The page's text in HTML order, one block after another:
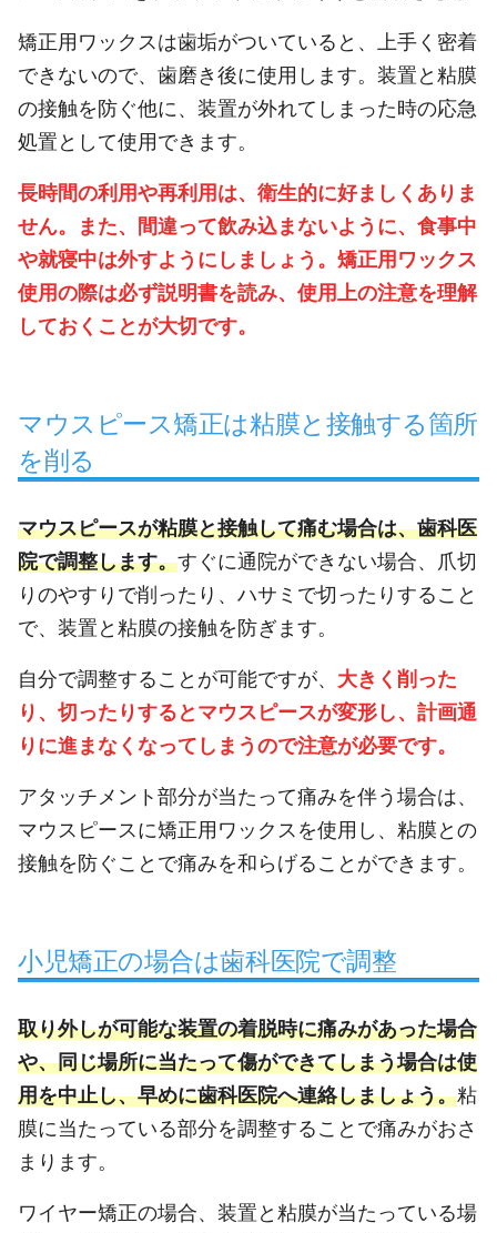
矯正用ワックスは歯垢がついていると、上手く密着
できないので、歯磨き後に使用します。装置と粘膜
の接触を防ぐ他に、装置が外れてしまった時の応急
処置として使用できます。
長時間の利用や再利用は、衛生的に好ましくありま
せん。また、間違って飲み込まないように、食事中
や就寝中は外すようにしましょう。矯正用ワックス
使用の際は必ず説明書を読み、使用上の注意を理解
しておくことが大切です。
マウスピース矯正は粘膜と接触する箇所
を削る
マウスピースが粘膜と接触して痛む場合は、歯科医
院で調整します。すぐに通院ができない場合、爪切
りのやすりで削ったり、ハサミで切ったりすること
で、装置と粘膜の接触を防ぎます。
自分で調整することが可能ですが、 大きく削った
り、切ったりするとマウスピースが変形し、計画通
りに進まなくなってしまうので注意が必要です。
アタッチメント部分が当たって痛みを伴う場合は、
マウスピースに矯正用ワックスを使用し、粘膜との
接触を防ぐことで痛みを和らげることができます。
小児矯正の場合は歯科医院で調整
取り外しが可能な装置の着脱時に痛みがあった場合
や、同じ場所に当たって傷ができてしまう場合は使
用を中止し、早めに歯科医院へ連絡しましょう。粘
膜に当たっている部分を調整することで痛みがおさ
まります。
ワイヤー矯正の場合、装置と粘膜が当たっている場